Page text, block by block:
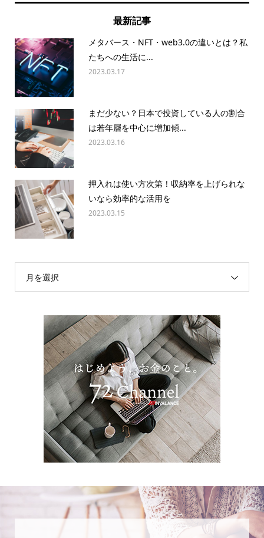
最新記事
メタバース・NFT・web3.0の違いとは？私
たちへの生活に...
2023.03.17
まだ少ない？日本で投資している人の割合
は若年層を中心に増加傾...
2023.03.16
押入れは使い方次第！収納率を上げられな
いなら効率的な活用を
2023.03.15
月を選択